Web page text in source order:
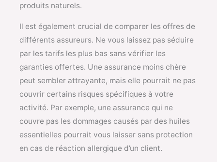
produits naturels.
Il est également crucial de comparer les offres de
différents assureurs. Ne vous laissez pas séduire
par les tarifs les plus bas sans vérifier les
garanties offertes. Une assurance moins chère
peut sembler attrayante, mais elle pourrait ne pas
couvrir certains risques spécifiques à votre
activité. Par exemple, une assurance qui ne
couvre pas les dommages causés par des huiles
essentielles pourrait vous laisser sans protection
en cas de réaction allergique d’un client.